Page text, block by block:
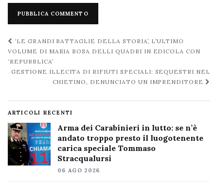
Navigazione
post
‘LE GRANDI BATTAGLIE DELLA STORIA’, L’ULTIMO
VOLUME DI MARIA ROSA DELLI QUADRI IN EDICOLA CON
‘REPUBBLICA’
GESTIONE ILLECITA DI RIFIUTI SPECIALI: SEQUESTRI NEL
CHIETINO, DENUNCIATO UN IMPRENDITORE
ARTICOLI RECENTI
Arma dei Carabinieri in lutto: se n’è
andato troppo presto il luogotenente
carica speciale Tommaso
Stracqualursi
06 AGO 2026